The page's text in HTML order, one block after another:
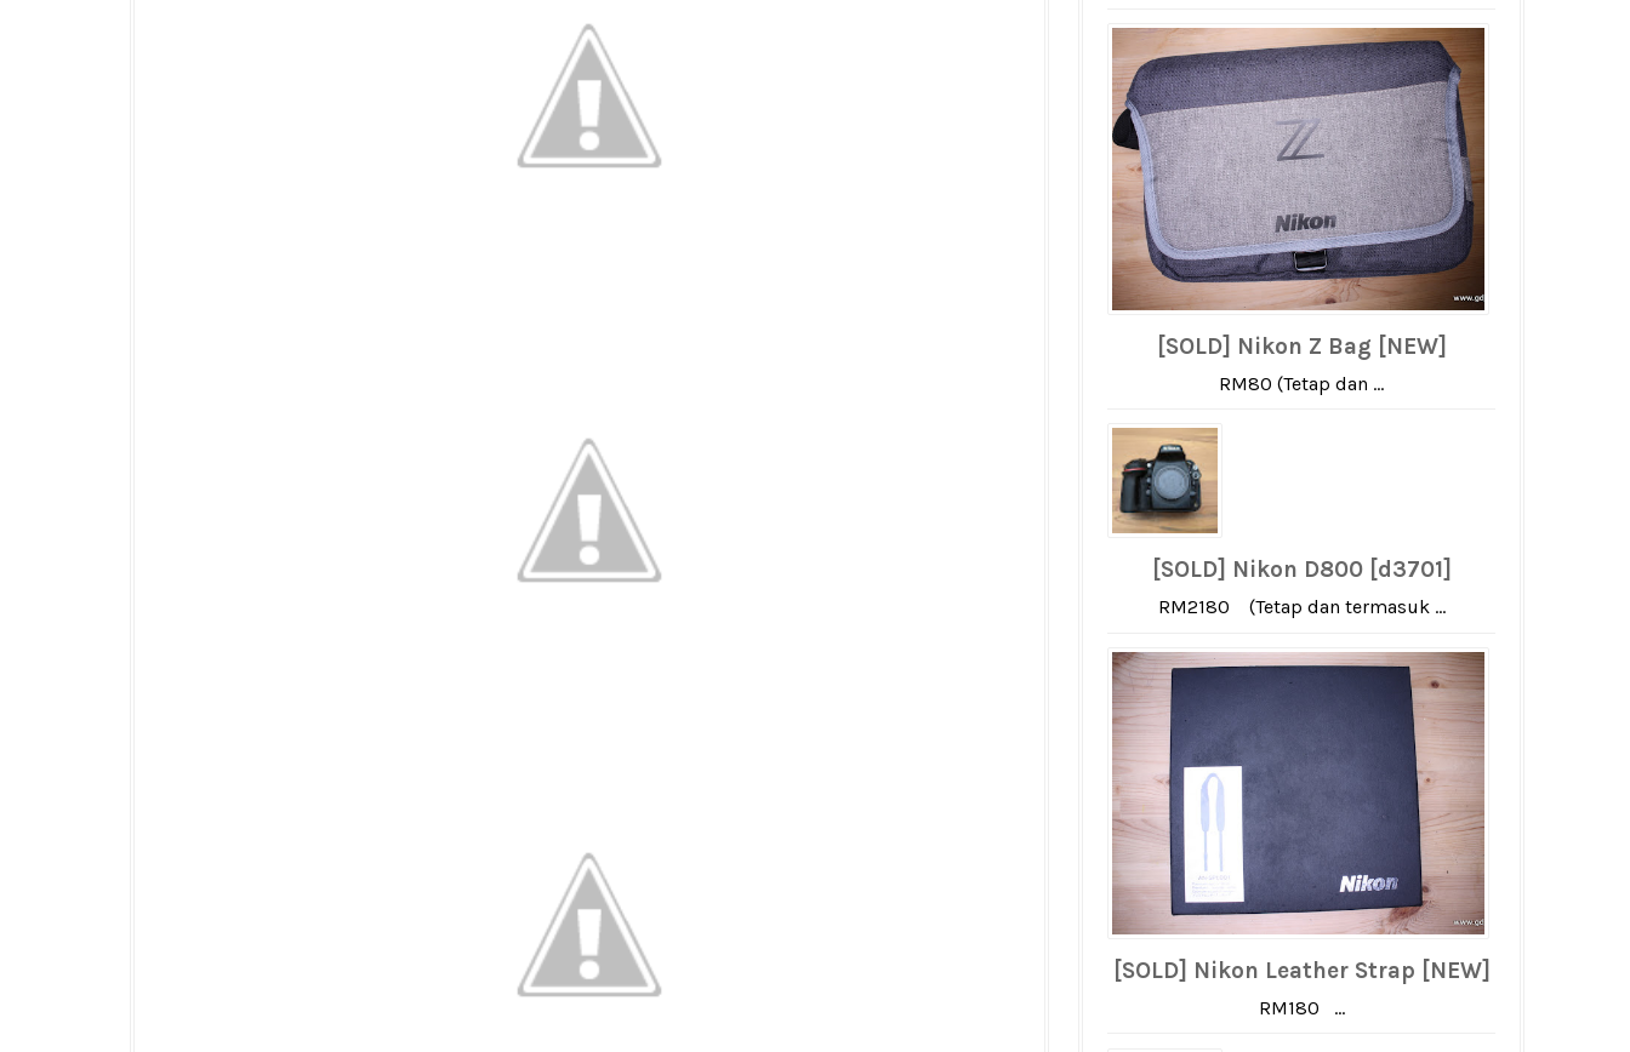
[SOLD] Nikon Z Bag [NEW]
RM80 (Tetap dan ...
[SOLD] Nikon D800 [d3701]
RM2180 (Tetap dan termasuk ...
[SOLD] Nikon Leather Strap [NEW]
RM180 ...